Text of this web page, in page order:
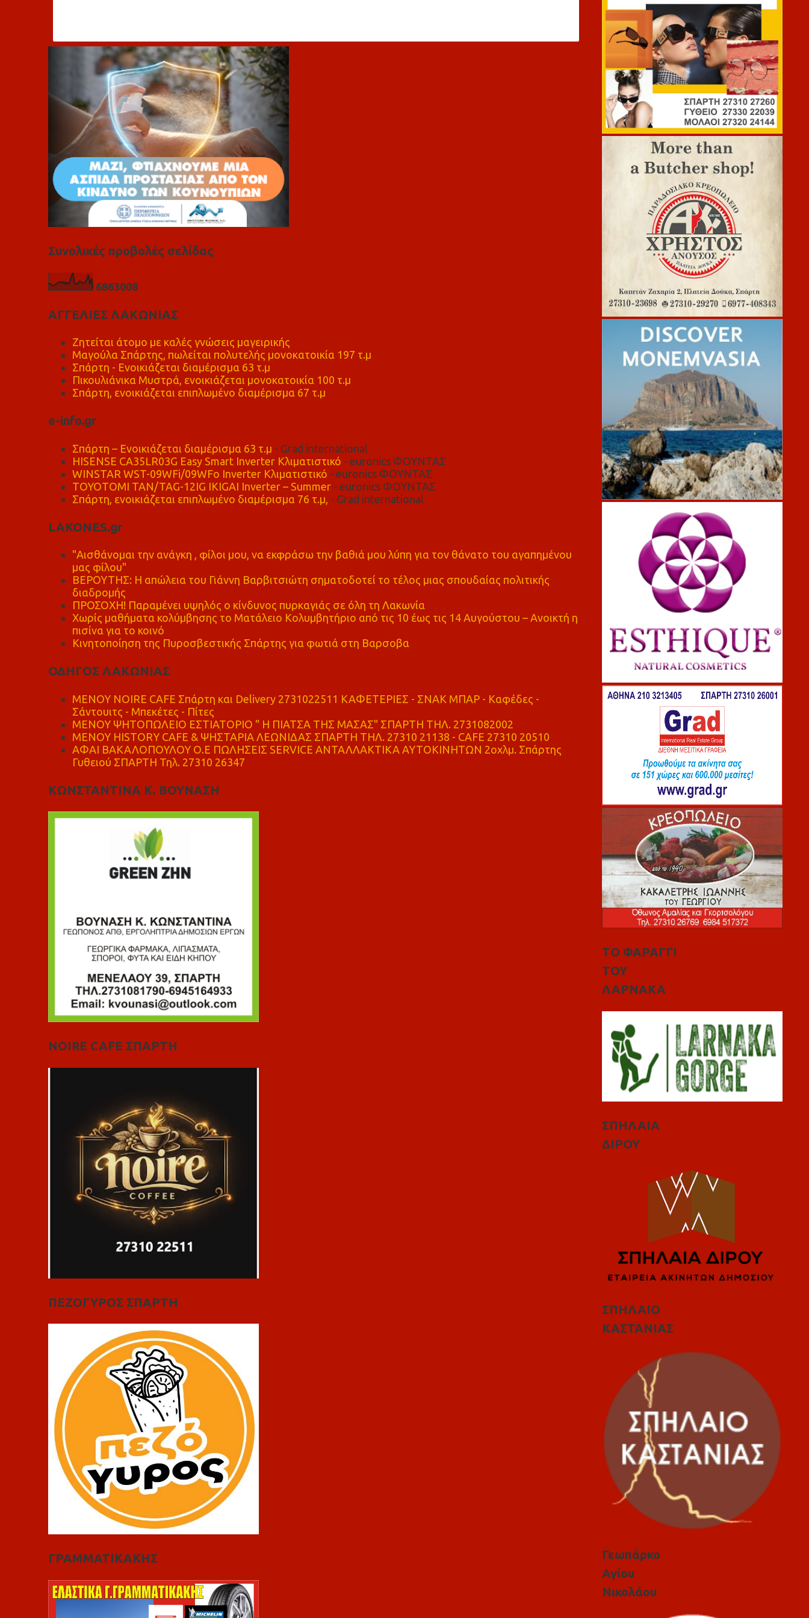
λ
Συνολικές προβολές σελίδας
6863008
ΑΓΓΕΛΙΕΣ ΛΑΚΩΝΙΑΣ
Ζητείται άτομο με καλές γνώσεις μαγειρικής
Μαγούλα Σπάρτης, πωλείται πολυτελής μονοκατοικία 197 τ.μ
Σπάρτη - Ενοικιάζεται διαμέρισμα 63 τ.μ
Πικουλιάνικα Μυστρά, ενοικιάζεται μονοκατοικία 100 τ.μ
Σπάρτη, ενοικιάζεται επιπλωμένο διαμέρισμα 67 τ.μ
e-info.gr
Σπάρτη – Ενοικιάζεται διαμέρισμα 63 τ.μ - Grad international
HISENSE CA35LR03G Easy Smart Inverter Κλιματιστικό - euronics ΦΟΥΝΤΑΣ
WINSTAR WST-09WFi/09WFo Inverter Κλιματιστικό - euronics ΦΟΥΝΤΑΣ
TOYOTOMI TAN/TAG-12IG IKIGAI Inverter – Summer- euronics ΦΟΥΝΤΑΣ
Σπάρτη, ενοικιάζεται επιπλωμένο διαμέρισμα 76 τ.μ, - Grad international
LAKONES.gr
"Αισθάνομαι την ανάγκη , φίλοι μου, να εκφράσω την βαθιά μου λύπη για τον θάνατο του αγαπημένου
μας φίλου"
ΒΕΡΟΥΤΗΣ: Η απώλεια του Γιάννη Βαρβιτσιώτη σηματοδοτεί το τέλος μιας σπουδαίας πολιτικής
διαδρομής
ΠΡΟΣΟΧΗ! Παραμένει υψηλός ο κίνδυνος πυρκαγιάς σε όλη τη Λακωνία
Χωρίς μαθήματα κολύμβησης το Ματάλειο Κολυμβητήριο από τις 10 έως τις 14 Αυγούστου – Ανοικτή η
πισίνα για το κοινό
Κινητοποίηση της Πυροσβεστικής Σπάρτης για φωτιά στη Βαρσοβα
ΟΔΗΓΟΣ ΛΑΚΩΝΙΑΣ
MENOY NOIRE CAFE Σπάρτη και Delivery 2731022511 ΚΑΦΕΤΕΡΙΕΣ - ΣΝΑΚ ΜΠΑΡ - Καφέδες -
Σάντουιτς - Μπεκέτες - Πίτες
ΜΕΝΟΥ ΨΗΤΟΠΩΛΕΙΟ ΕΣΤΙΑΤΟΡΙΟ " Η ΠΙΑΤΣΑ ΤΗΣ ΜΑΣΑΣ" ΣΠΑΡΤΗ ΤΗΛ. 2731082002
ΜΕΝΟΥ HISTORY CAFE & ΨΗΣΤΑΡΙΑ ΛΕΩΝΙΔΑΣ ΣΠΑΡΤΗ ΤΗΛ. 27310 21138 - CAFE 27310 20510
ΑΦΑΙ ΒΑΚΑΛΟΠΟΥΛΟΥ Ο.Ε ΠΩΛΗΣΕΙΣ SERVICE ΑΝΤΑΛΛΑΚΤΙΚΑ ΑΥΤΟΚΙΝΗΤΩΝ 2οχλμ. Σπάρτης
Γυθειού ΣΠΑΡΤΗ Τηλ. 27310 26347
ΚΩΝΣΤΑΝΤΙΝΑ Κ. ΒΟΥΝΑΣΗ
NOIRE CAFE ΣΠΑΡΤΗ
ΠΕΖΟΓΥΡΟΣ ΣΠΑΡΤΗ
ΓΡΑΜΜΑΤΙΚΑΚΗΣ
ΤΟ ΦΑΡΑΓΓΙ
ΤΟΥ
ΛΑΡΝΑΚΑ
ΣΠΗΛΑΙΑ
ΔΙΡΟΥ
ΣΠΗΛΑΙΟ
ΚΑΣΤΑΝΙΑΣ
Γεωπάρκο
Αγίου
Νικολάου